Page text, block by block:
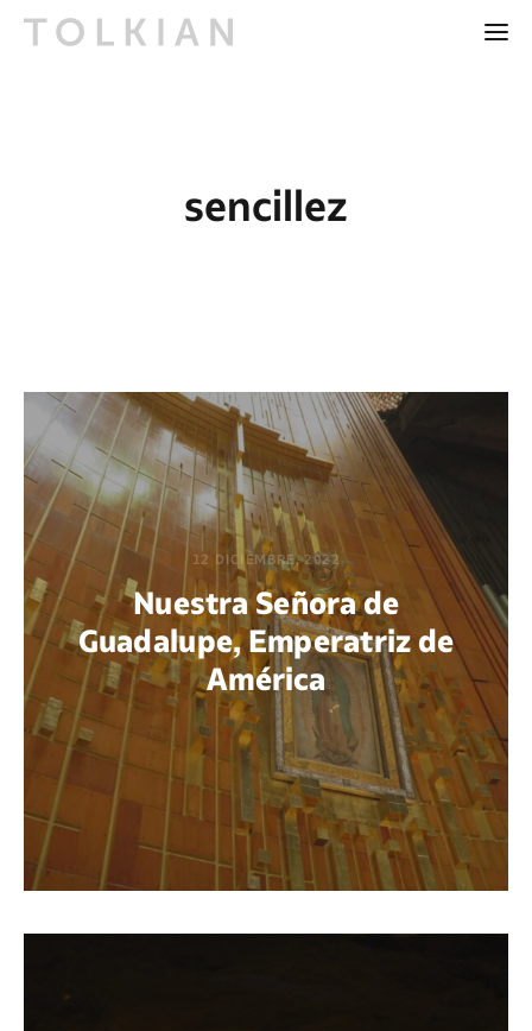
sencillez
12 DICIEMBRE, 2022
Nuestra Señora de
Guadalupe, Emperatriz de
América
POR DIEGO QUIJANO